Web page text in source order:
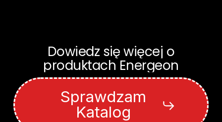
Dowiedz się więcej o
produktach Energeon
Sprawdzam
Katalog